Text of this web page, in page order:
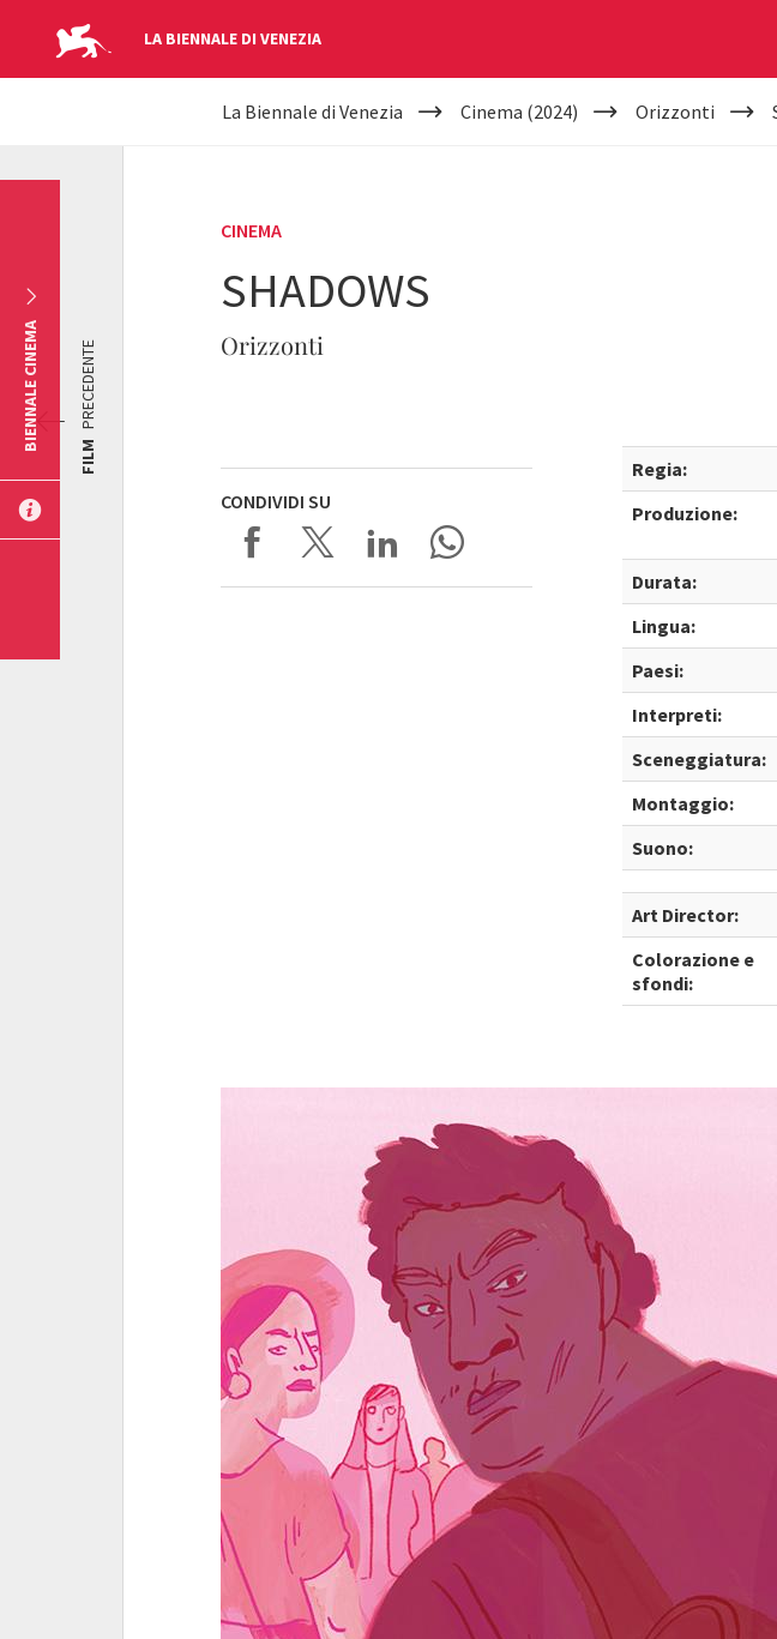
LA BIENNALE DI VENEZIA
YOUR
La Biennale di Venezia Cinema (2024) Orizzonti
CINEMA
SHADOWS
Orizzonti
CONDIVIDI SU
Regia:
Produzione:
Durata:
Lingua:
Paesi:
Interpreti:
Sceneggiatura:
Montaggio:
Suono:
Art Director:
Colorazione e
sfondi:
FILM
PRECEDENTE
BIENNALE CINEMA